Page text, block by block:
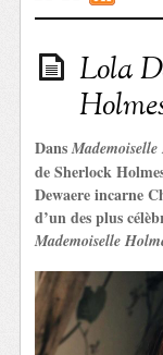
Lola
Dans
de Sherlock
Dewaere incarne
d’un des plus
Mademoiselle